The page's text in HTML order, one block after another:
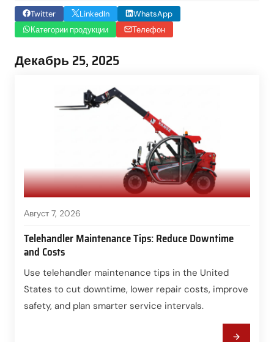
Twitter
LinkedIn
WhatsApp
Категории продукции
Телефон
Декабрь 25, 2025
Август 7, 2026
Telehandler Maintenance Tips: Reduce Downtime
and Costs
Use telehandler maintenance tips in the United
States to cut downtime, lower repair costs, improve
safety, and plan smarter service intervals.